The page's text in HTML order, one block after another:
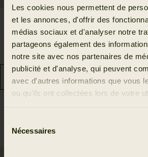
Les cookies nous permettent de
et les annonces, d'offrir des
médias sociaux et d'analyser notre
partageons également des
notre site avec nos partenaires de
publicité et d'analyse, qui peuvent
avec d'autres informations que vous
ou qu'ils ont collectées lors de votre
Nécessaires
Retrieve pantalon
239.98 EUR
359.95 EUR
Économisez 119.97 EUR
101.97
169.95
colors